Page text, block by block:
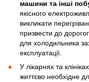
машини та інші
якісного
викликати
призвести до
для холодильника
експлуатації.
У лікарнях та
життєво необхідне